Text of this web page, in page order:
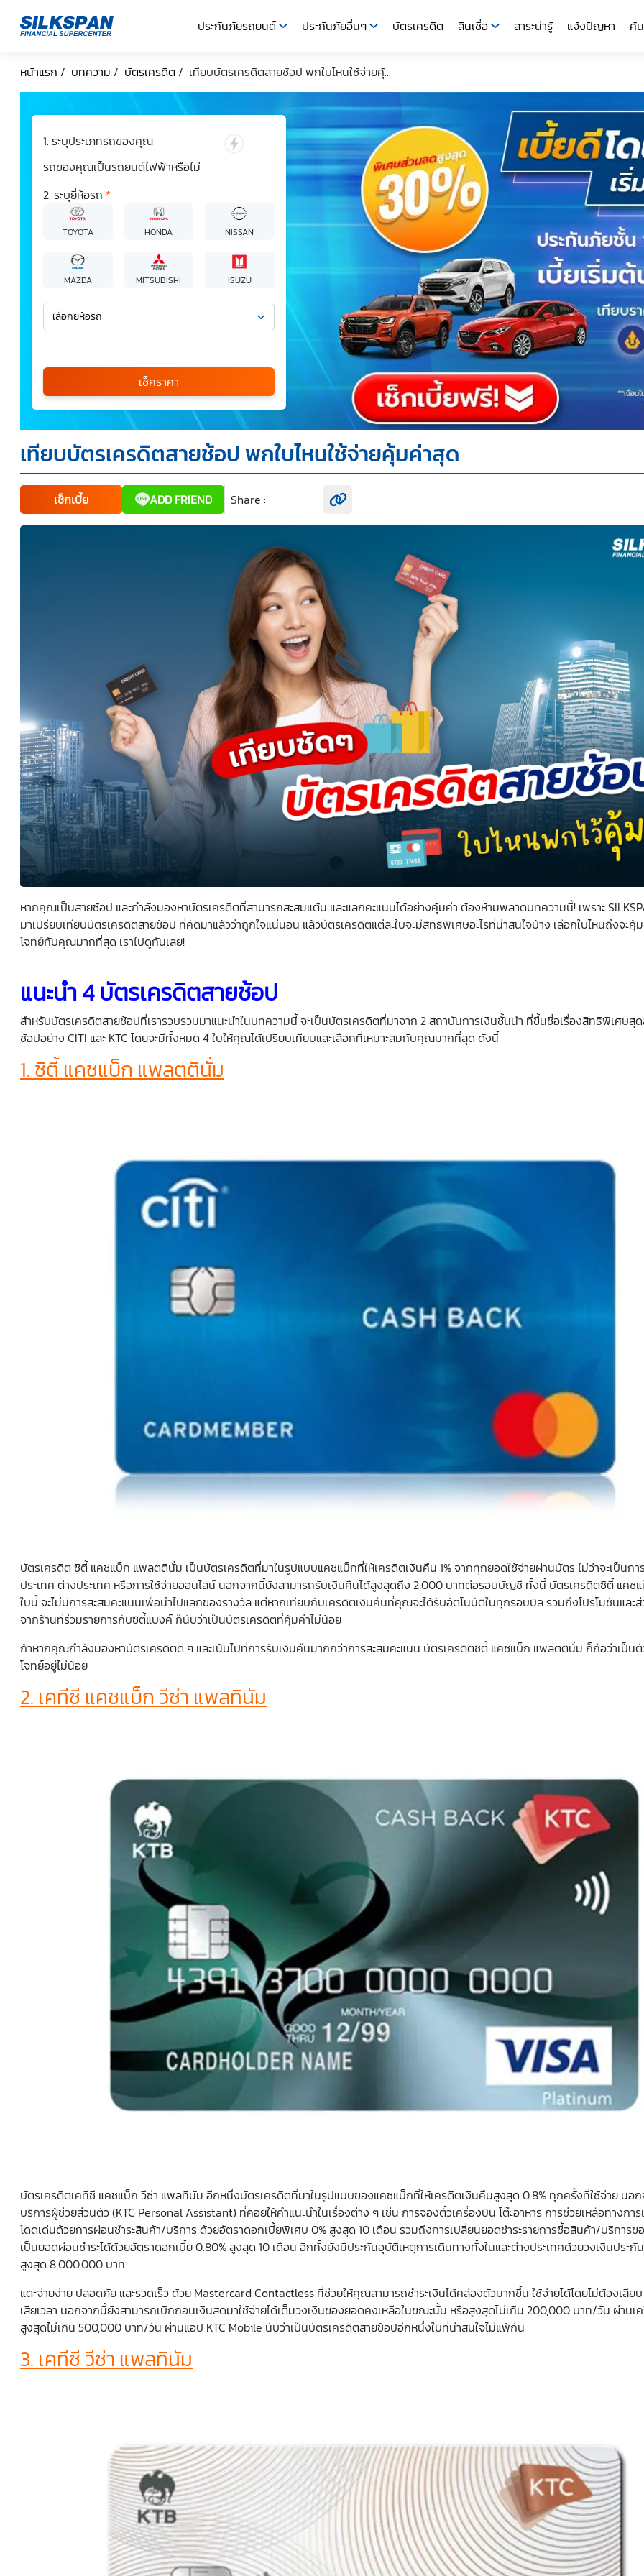
ประกันภัยรถยนต์ ประกันภัยอื่นๆ บัตรเครดิต สินเชื่อ สาระน่ารู้ แจ้งปัญหา ค้
หน้าแรก / บทความ / บัตรเครดิต / เทียบบัตรเครดิตสายช้อป พกใบไหนใช้จ่ายคุ้...
ระบุประเภทรถของคุณ
รถของคุณเป็นรถยนต์ไฟฟ้าหรือไม่
ระบุยี่ห้อรถ *
TOYOTA HONDA NISSAN
MAZDA MITSUBISHI ISUZU
เลือกยี่ห้อรถ
เลือกรุ่นรถ
กรุณาเลือก
*
ข้าพเจ้ารับทราบนโยบายคุ้มครองข้อมูลส่วนบุคคล และยินยอม
ให้บริษัท SILKSPAN อินชัวรันซ์ โบรกเกอร์เรจ จำกัด รวมถึง
บริษัทในเครือที่เกี่ยวข้องกัน ตลอดจนคู่ค้าทางธุรกิจและ/หรือ
พันธมิตรของบริษัทเหล่านี้ สามารถเก็บ ใช้ และ/หรือ เปิดเผย
ข้อมูลส่วนบุคคลและข้อมูลส่วนบุคคลที่มีความอ่อนไหวของ
ข้าพเจ้า เพื่อวัตถุประสงค์ในการดำเนินการติดต่อและนำเสนอ
ข้อมูลสำหรับการขายผลิตภัณฑ์ การจัดทำรายการส่งเสริมการ
ขายและการตลาด แจ้งสิทธิประโยชน์หรือข่าวสารต่างๆ แจ้ง
เพื่อพัฒนาผลิตภัณฑ์หรือบริการต่างๆ หรือเพื่อกิจกรรมอื่นๆ
ท่านสามารถอ่านรายละเอียดนโยบายคุ้มครองข้อมูลส่วนบุคคล
คำประกาศ
ก่อนให้ความยินยอม ทั้งนี้ ก่อนการ
แสดงเจตนา ข้าพเจ้าได้อ่านรายละเอียดจากเอกสารชี้แจง
ข้อมูล หรือได้รับคำอธิบายจากหน่วยงานถึงวัตถุประสงค์ในการ
เก็บรวบรวม ใช้หรือเปิดเผยข้อมูลส่วนบุคคล (“ประมวลผล
ข้อมูลส่วนบุคคล”) และมีความเข้าใจดีแล้ว ข้าพเจ้าให้ความ
ยินยอมหรือปฏิเสธไม่ให้ความยินยอมในเอกสารนี้ด้วยความ
สมัครใจ ปราศจากการบังคับหรือชักจูง และข้าพเจ้าทราบว่า
ข้าพเจ้าสามารถถอนความยินยอมนี้เสียเมื่อใดก็ได้ เว้นแต่ใน
กรณีมีข้อจำกัดสิทธิตามกฎหมายหรือยังมีสัญญาระหว่าง
ข้าพเจ้ากับสถาบันที่ให้ประโยชน์แก่ข้าพเจ้าอยู่ กรณีที่ข้าพเจ้า
ประสงค์จะไม่ให้ความยินยอม ข้าพเจ้าเข้าใจและยอมรับว่า การ
ไม่ให้ความยินยอมจะมีผลทำให้ข้าพเจ้า (เช่น ข้าพเจ้าอาจได้รับ
ความสะดวกในการใช้บริการน้อยลง หรือข้าพเจ้าไม่สามารถเข้า
ถึงฟังก์ชันการใช้งานบางอย่างได้ เป็นต้น) และข้าพเจ้าทราบ
ว่าการถอนความยินยอมดังกล่าว ไม่มีผลกระทบต่อการประมวล
ผลข้อมูลส่วนบุคคลที่ได้ดำเนินการเสร็จสิ้นไปแล้วก่อนการถอน
ความยินยอม โดยข้าพเจ้าให้ถือเอาการกดเลือก “ให้ความ
ยินยอม” ในช่องสนทนา เป็นการแสดงเจตนายินยอมของ
ข้าพเจ้าแทนการลงลายมือชื่อเป็นหลักฐาน
เช็คราคา
เทียบบัตรเครดิตสายช้อป พกใบไหนใช้จ่ายคุ้มค่าสุด
เช็กเบี้ย ADD FRIEND Share : Facebook share
Twitter share
หากคุณเป็นสายช้อป และกำลังมองหาบัตรเครดิตที่สามารถสะสมแต้ม และแลกคะแนนได้อย่างคุ้มค่า ต้องห้ามพลาดบทความนี้! เพราะ
มาเปรียบเทียบบัตรเครดิตสายช้อป ที่คัดมาแล้วว่าถูกใจแน่นอน แล้วบัตรเครดิตแต่ละใบจะมีสิทธิพิเศษอะไรที่น่าสนใจบ้าง เลือกใบไหนถึงจะคุ้
โจทย์กับคุณมากที่สุด เราไปดูกันเลย!
แนะนำ 4 บัตรเครดิตสายช้อป
สำหรับบัตรเครดิตสายช้อปที่เรารวบรวมมาแนะนำในบทความนี้ จะเป็นบัตรเครดิตที่มาจาก 2 สถาบันการเงินชั้นนำ ที่ขึ้นชื่อเรื่องสิทธิพิเศษสุ
ช้อปอย่าง CITI และ KTC โดยจะมีทั้งหมด 4 ใบให้คุณได้เปรียบเทียบและเลือกที่เหมาะสมกับคุณมากที่สุด ดังนี้
1. ซิตี้ แคชแบ็ก แพลตตินั่ม
บัตรเครดิต ซิตี้ แคชแบ็ก แพลตตินั่ม เป็นบัตรเครดิตที่มาในรูปแบบแคชแบ็กที่ให้เครดิตเงินคืน 1% จากทุกยอดใช้จ่ายผ่านบัตร ไม่ว่าจะเป็นกา
ประเทศ ต่างประเทศ หรือการใช้จ่ายออนไลน์ นอกจากนี้ยังสามารถรับเงินคืนได้สูงสุดถึง 2,000 บาทต่อรอบบัญชี ทั้งนี้ บัตรเครดิตซิตี้ แค
ใบนี้ จะไม่มีการสะสมคะแนนเพื่อนำไปแลกของรางวัล แต่หากเทียบกับเครดิตเงินคืนที่คุณจะได้รับอัตโนมัติในทุกรอบบิล รวมถึงโปรโมชันและ
จากร้านที่ร่วมรายการกับซิตี้แบงค์ ก็นับว่าเป็นบัตรเครดิตที่คุ้มค่าไม่น้อย
ถ้าหากคุณกำลังมองหาบัตรเครดิตดี ๆ และเน้นไปที่การรับเงินคืนมากกว่าการสะสมคะแนน บัตรเครดิตซิตี้ แคชแบ็ก แพลตตินั่ม ก็ถือว่าเป็น
โจทย์อยู่ไม่น้อย
2. เคทีซี แคชแบ็ก วีซ่า แพลทินัม
บัตรเครดิตเคทีซี แคชแบ็ก วีซ่า แพลทินัม อีกหนึ่งบัตรเครดิตที่มาในรูปแบบของแคชแบ็กที่ให้เครดิตเงินคืนสูงสุด 0.8% ทุกครั้งที่ใช้จ่าย นอ
บริการผู้ช่วยส่วนตัว (KTC Personal Assistant) ที่คอยให้คำแนะนำในเรื่องต่าง ๆ เช่น การจองตั๋วเครื่องบิน โต๊ะอาหาร การช่วยเหลือทางก
โดดเด่นด้วยการผ่อนชำระสินค้า/บริการ ด้วยอัตราดอกเบี้ยพิเศษ​ 0% สูงสุด 10 เดือน รวมถึงการเปลี่ยนยอดชำระรายการซื้อสินค้า/บริการข
เป็นยอดผ่อนชำระได้ด้วยอัตราดอกเบี้ย 0.80% สูงสุด 10 เดือน อีกทั้งยังมีประกันอุบัติเหตุการเดินทางทั้งในและต่างประเทศด้วยวงเงินประ
สูงสุด 8,000,000 บาท
แตะจ่ายง่าย ปลอดภัย และรวดเร็ว ด้วย Mastercard Contactless ที่ช่วยให้คุณสามารถชำระเงินได้คล่องตัวมากขึ้น ใช้จ่ายได้โดยไม่ต้องเสีย
เสียเวลา นอกจากนี้ยังสามารถเบิกถอนเงินสดมาใช้จ่ายได้เต็มวงเงินของยอดคงเหลือในขณะนั้น หรือสูงสุดไม่เกิน 200,000 บาท/วัน ผ่านเค
สูงสุดไม่เกิน 500,000 บาท/วัน ผ่านแอป KTC Mobile นับว่าเป็นบัตรเครดิตสายช้อปอีกหนึ่งใบที่น่าสนใจไม่แพ้กัน
3. เคทีซี วีซ่า แพลทินัม